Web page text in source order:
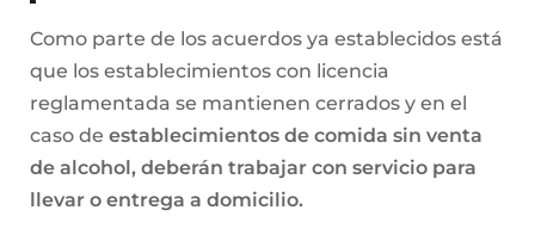
Como parte de los acuerdos ya establecidos está
que los establecimientos con licencia
reglamentada se mantienen cerrados y en el
caso de establecimientos de comida sin venta
de alcohol, deberán trabajar con servicio para
llevar o entrega a domicilio.